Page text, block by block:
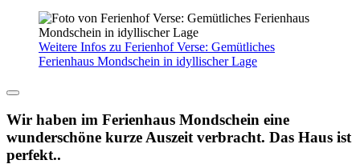
Weitere Infos zu Ferienhof Verse: Gemütliches
Ferienhaus Mondschein in idyllischer Lage
Wir haben im Ferienhaus Mondschein eine
wunderschöne kurze Auszeit verbracht. Das Haus ist
perfekt..